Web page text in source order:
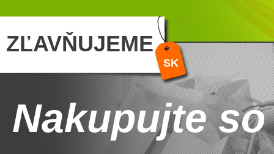
ZĽAVŇUJEME
SK
Nakupujte